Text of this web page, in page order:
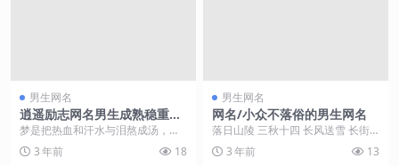
男生网名
逍遥励志网名男生成熟稳重放
肆的年华-可爱点
梦是把热血和汗水与泪熬成汤，浇
灌在干涸的贫瘠的现实中。今日，
可爱点小编准备了励志...
3 年前 18
男生网名
网名/小众不落俗的男生网名
落日山陵 三秋十四 长风送雪 长街
雨落 长安白鹤 楼前空巷 西山街道
夜山人城 ...
3 年前 13